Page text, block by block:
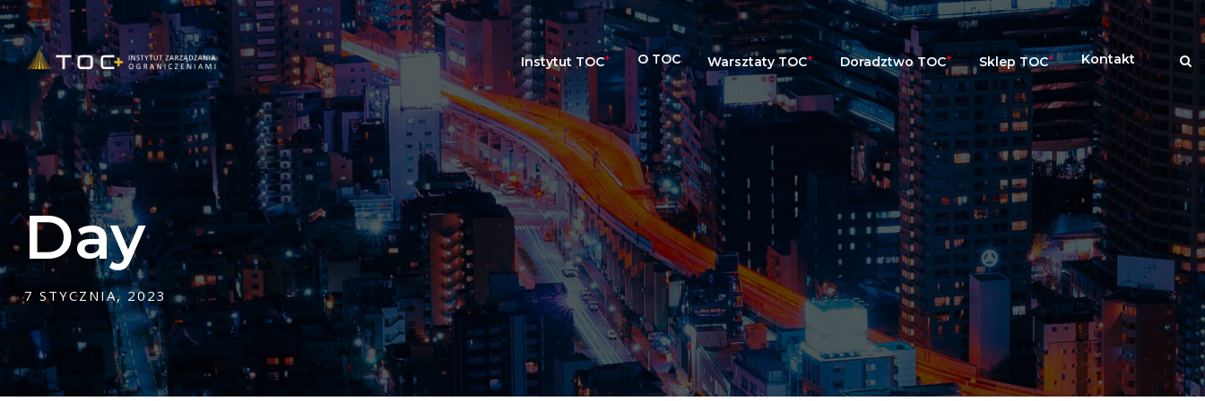
Instytut TOC+ O TOC Warsztaty TOC+ Doradztwo TOC+ Sklep TOC+ Kontakt
Day
7 STYCZNIA, 2023